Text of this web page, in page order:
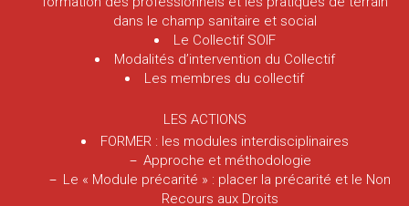
dans le champ sanitaire et social
Le Collectif SOIF
Modalités d’intervention du Collectif
Les membres du collectif
LES ACTIONS
FORMER : les modules interdisciplinaires
Approche et méthodologie
Le « Module précarité » : placer la précarité et le Non
Recours aux Droits